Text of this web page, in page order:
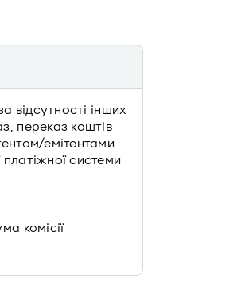
відсутності інших
переказ коштів
емітентами
системи
комісії